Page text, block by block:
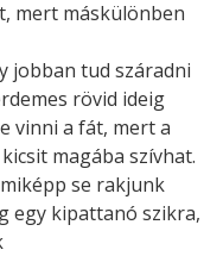
mert máskülönben
jobban tud száradni
rövid ideig
vinni a fát, mert a
magába szívhat.
se rakjunk
egy kipattanó szikra,